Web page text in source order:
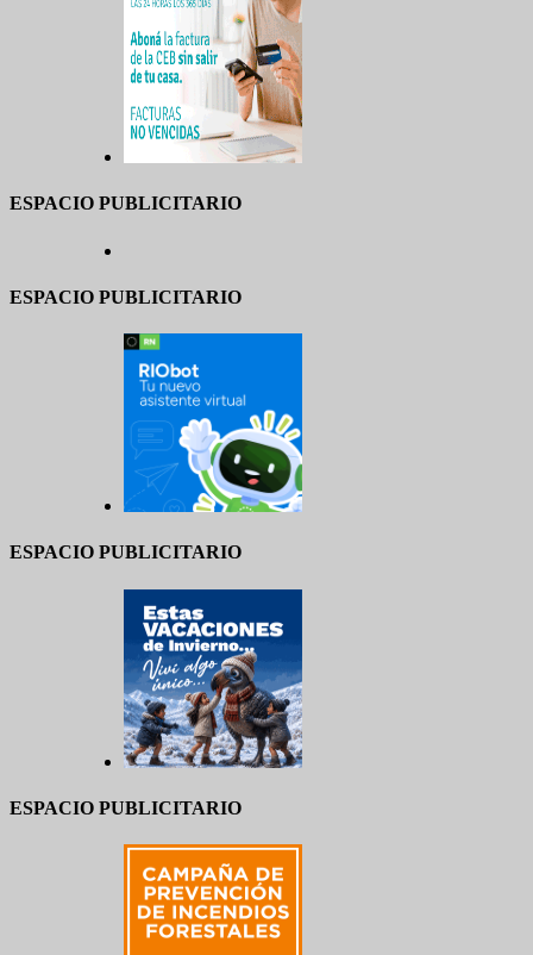
ESPACIO PUBLICITARIO
ESPACIO PUBLICITARIO
ESPACIO PUBLICITARIO
ESPACIO PUBLICITARIO